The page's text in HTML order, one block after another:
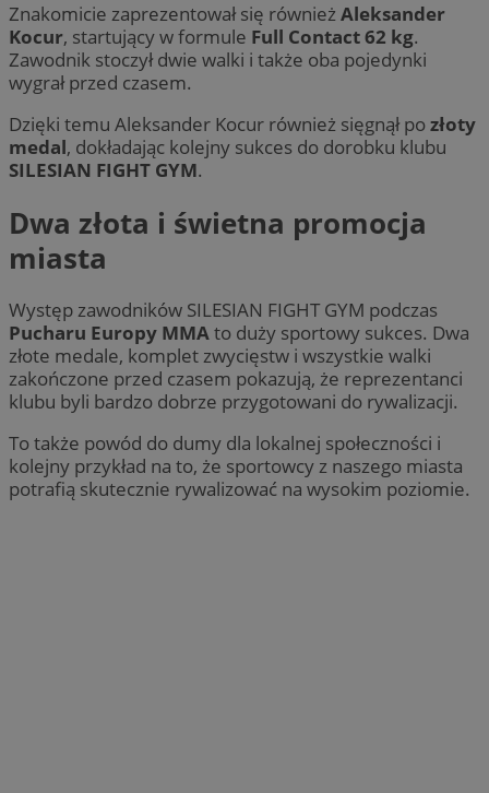
Znakomicie zaprezentował się równieżAleksander
Kocur, startujący w formule Full Contact 62 kg.
Zawodnik stoczył dwie walki i także oba pojedynki
wygrał przed czasem.
Dzięki temu Aleksander Kocur również sięgnął pozłoty
medal, dokładając kolejny sukces do dorobku klubu
SILESIAN FIGHT GYM.
Dwa złota i świetna promocja
miasta
Występ zawodników SILESIAN FIGHT GYM podczas
Pucharu Europy MMAto duży sportowy sukces. Dwa
złote medale, komplet zwycięstw i wszystkie walki
zakończone przed czasem pokazują, że reprezentanci
klubu byli bardzo dobrze przygotowani do rywalizacji.
To także powód do dumy dla lokalnej społeczności i
kolejny przykład na to, że sportowcy z naszego miasta
potrafią skutecznie rywalizować na wysokim poziomie.